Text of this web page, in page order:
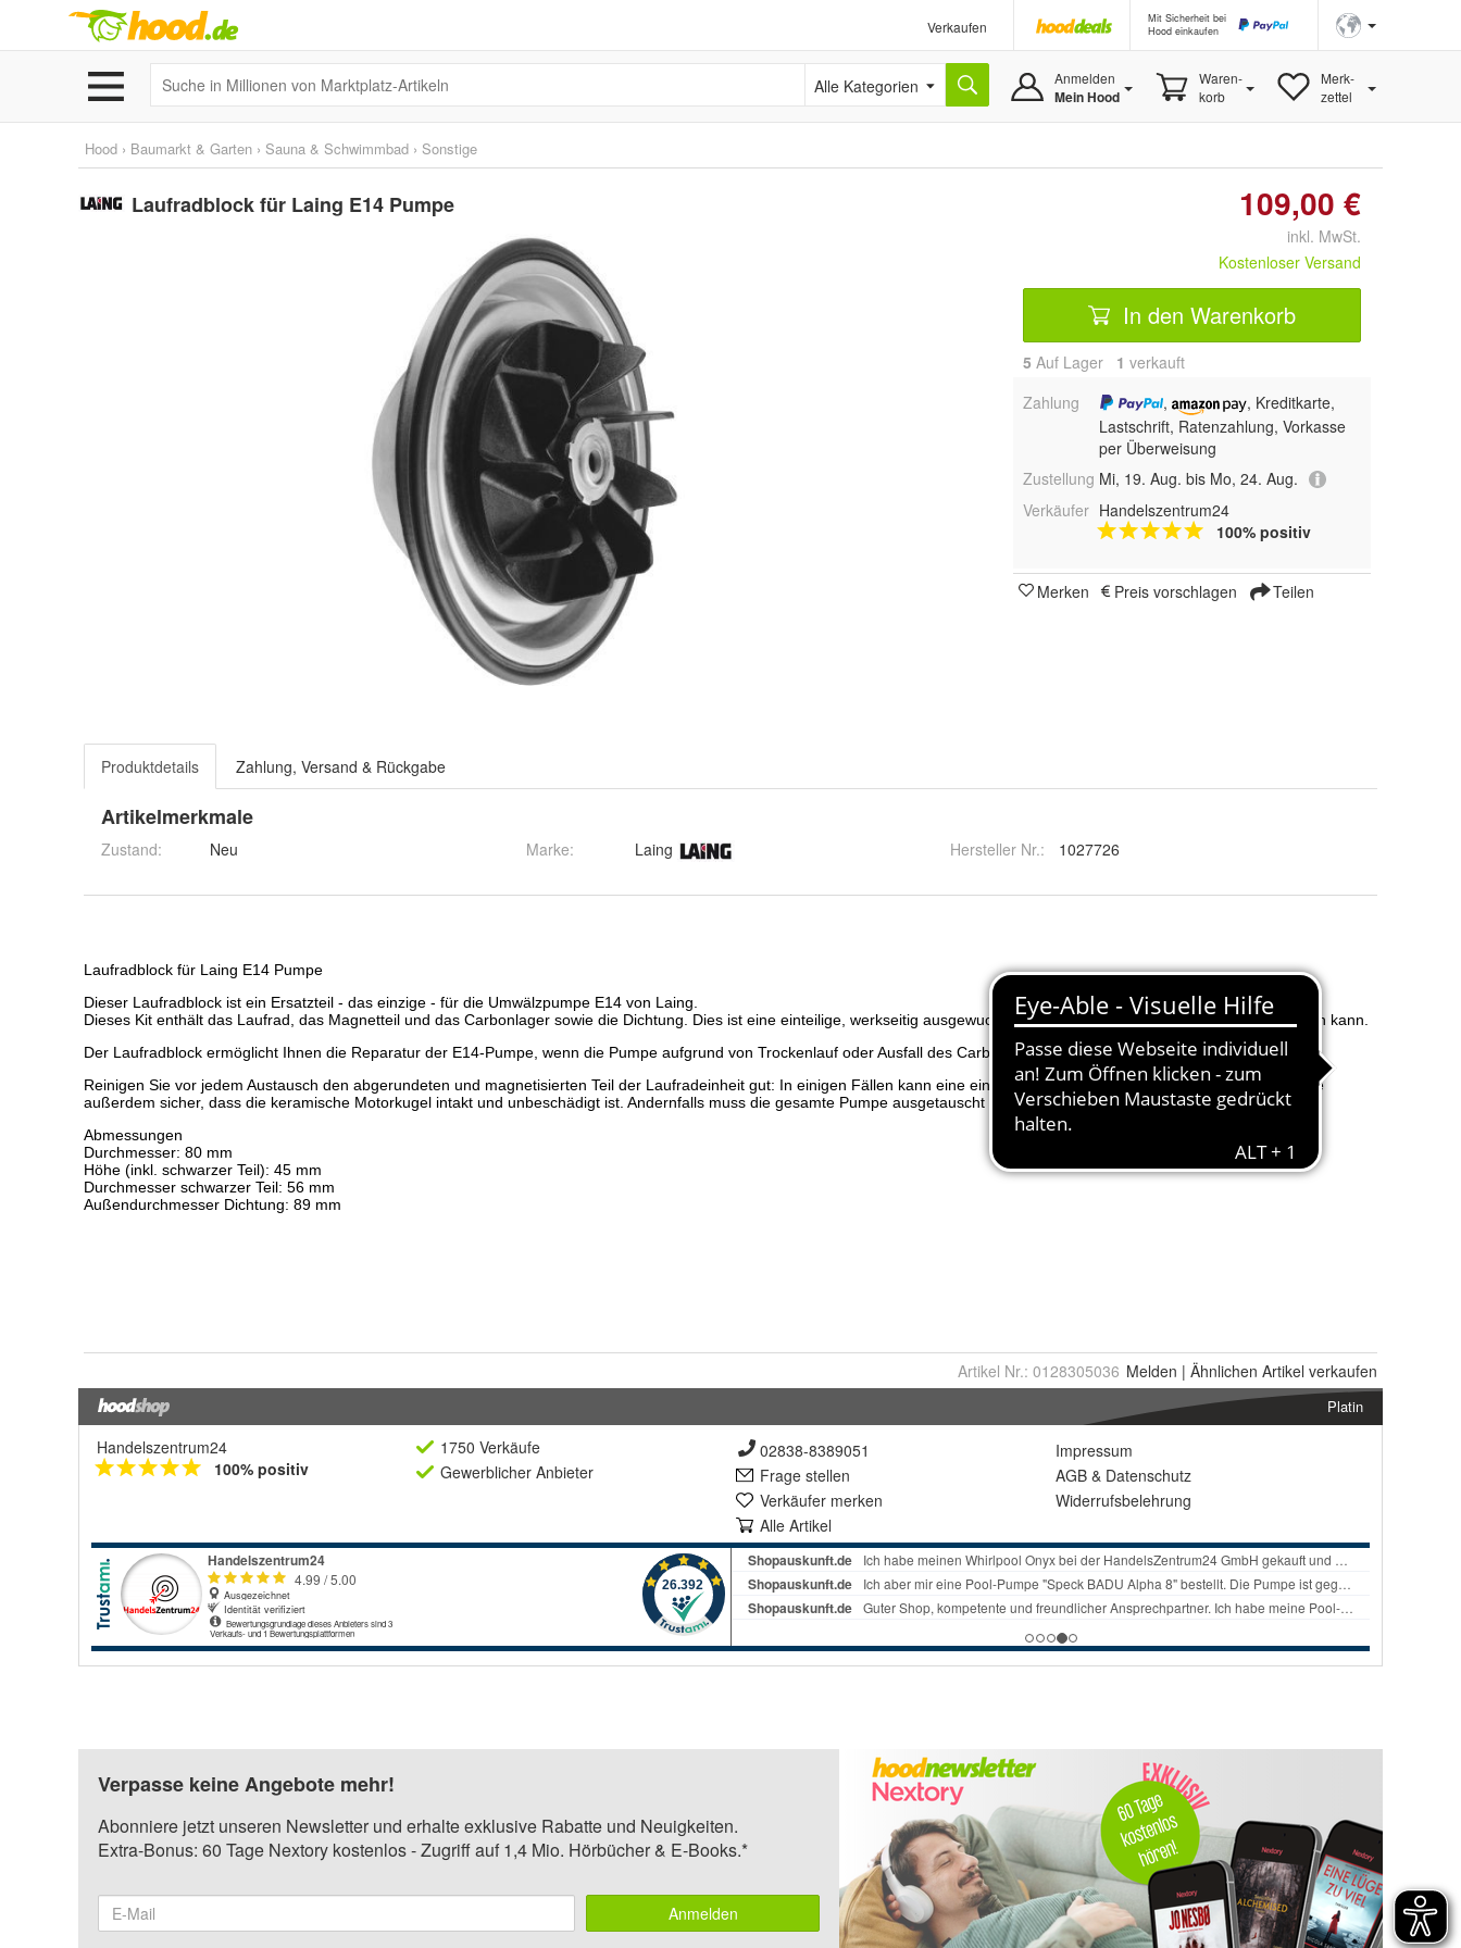
Verkaufen
Mit Sicherheit bei
Hood einkaufen
Alle Kategorien Anmelden
Mein Hood
Waren-
korb
Merk-
zettel
Hood › Baumarkt & Garten › Sauna & Schwimmbad › Sonstige
Laufradblock für Laing E14 Pumpe 109,00 €
inkl. MwSt.
Kostenloser Versand
In den Warenkorb
5 Auf Lager 1 verkauft
Zahlung
,
, Kreditkarte,
Lastschrift, Ratenzahlung, Vorkasse
per Überweisung
Zustellung Mi, 19. Aug. bis Mo, 24. Aug.
Verkäufer Handelszentrum24
100% positiv
Merken Preis vorschlagen Teilen
Produktdetails Zahlung, Versand & Rückgabe
Artikelmerkmale
Zustand: Neu Marke: Laing Hersteller Nr.: 1027726
Artikel Nr.: 0128305036 Melden | Ähnlichen Artikel verkaufen
Platin
Handelszentrum24
100% positiv
1750 Verkäufe
Gewerblicher Anbieter
02838-8389051
Frage stellen
Verkäufer merken
Alle Artikel
Impressum
AGB & Datenschutz
Widerrufsbelehrung
Verpasse keine Angebote mehr!
Abonniere jetzt unseren Newsletter und erhalte exklusive Rabatte und Neuigkeiten.
Extra-Bonus: 60 Tage Nextory kostenlos - Zugriff auf 1,4 Mio. Hörbücher & E-Books.*
Anmelden